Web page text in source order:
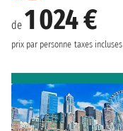
de 1 024 €
prix par personne taxes incluses